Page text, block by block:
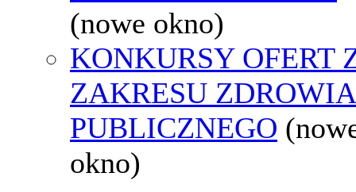
(nowe okno)
KONKURSY OFERT
ZAKRESU ZDROWIA
PUBLICZNEGO
okno)